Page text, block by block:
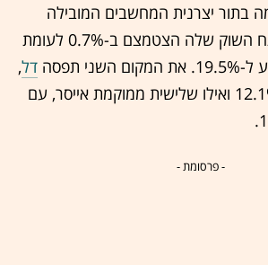
בתור יצרנית המחשבים המובילה
בשוק, זאת אף שנתח השוק שלה הצטמצם ב-0.7% לעומת
תפסה
דל,
עם נתח שוק של 12.1% ואילו שלישית ממוקמת אייסר, עם
- פרסומת -